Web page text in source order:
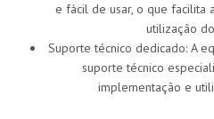
e fácil de usar, o que facilita
utilização
Suporte técnico dedicado: A
suporte técnico
implementação e